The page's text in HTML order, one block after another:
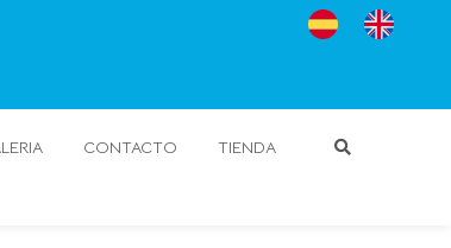
CONTACTO TIENDA